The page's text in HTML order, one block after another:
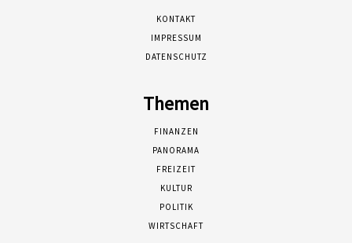
KONTAKT
IMPRESSUM
DATENSCHUTZ
Themen
FINANZEN
PANORAMA
FREIZEIT
KULTUR
POLITIK
WIRTSCHAFT